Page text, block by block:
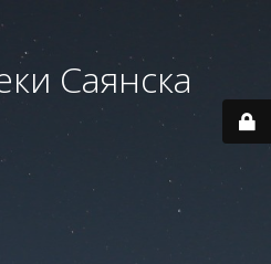
Саянска